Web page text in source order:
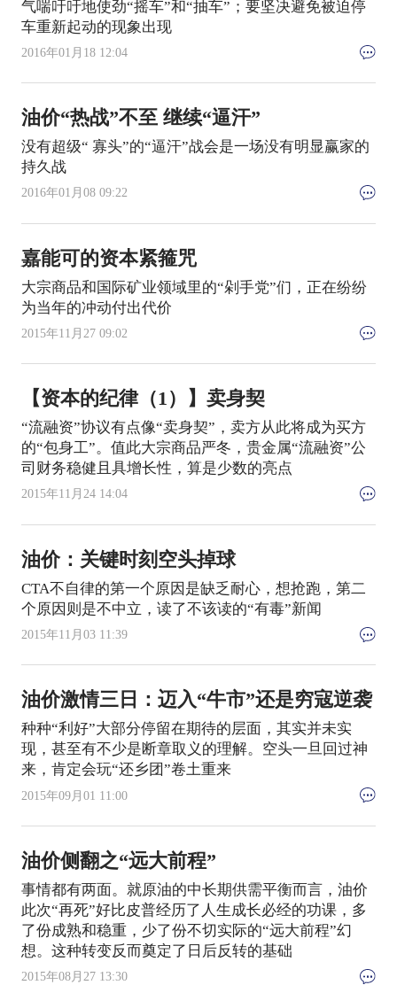
气喘吁吁地使劲“摇车”和“抽车”；要坚决避免被迫停
车重新起动的现象出现
2016年01月18 12:04
油价“热战”不至 继续“逼汗”
没有超级“ 寡头”的“逼汗”战会是一场没有明显赢家的
持久战
2016年01月08 09:22
嘉能可的资本紧箍咒
大宗商品和国际矿业领域里的“剁手党”们，正在纷纷
为当年的冲动付出代价
2015年11月27 09:02
【资本的纪律（1）】卖身契
“流融资”协议有点像“卖身契”，卖方从此将成为买方
的“包身工”。值此大宗商品严冬，贵金属“流融资”公
司财务稳健且具增长性，算是少数的亮点
2015年11月24 14:04
油价：关键时刻空头掉球
CTA不自律的第一个原因是缺乏耐心，想抢跑，第二
个原因则是不中立，读了不该读的“有毒”新闻
2015年11月03 11:39
油价激情三日：迈入“牛市”还是穷寇逆袭
种种“利好”大部分停留在期待的层面，其实并未实
现，甚至有不少是断章取义的理解。空头一旦回过神
来，肯定会玩“还乡团”卷土重来
2015年09月01 11:00
油价侧翻之“远大前程”
事情都有两面。就原油的中长期供需平衡而言，油价
此次“再死”好比皮普经历了人生成长必经的功课，多
了份成熟和稳重，少了份不切实际的“远大前程”幻
想。这种转变反而奠定了日后反转的基础
2015年08月27 13:30